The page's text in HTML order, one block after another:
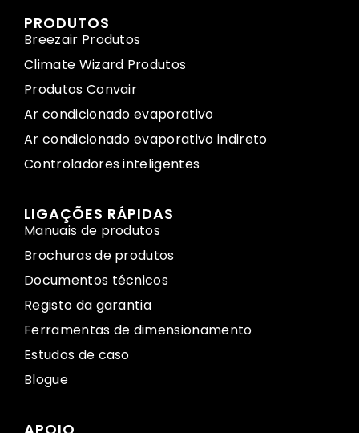
PRODUTOS
Breezair Produtos
Climate Wizard Produtos
Produtos Convair
Ar condicionado evaporativo
Ar condicionado evaporativo indireto
Controladores inteligentes
LIGAÇÕES RÁPIDAS
Manuais de produtos
Brochuras de produtos
Documentos técnicos
Registo da garantia
Ferramentas de dimensionamento
Estudos de caso
Blogue